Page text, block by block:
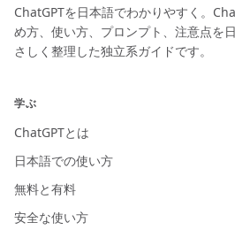
ChatGPTを日本語でわかりやすく。
め方、使い方、プロンプト、注意点を
さしく整理した独立系ガイドです。
学ぶ
ChatGPTとは
日本語での使い方
無料と有料
安全な使い方